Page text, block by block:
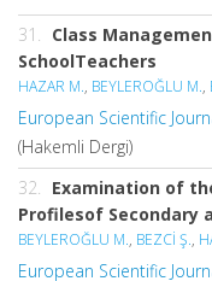
31.
Class
SchoolTeachers
HAZAR M., BEYLEROĞLU M.,
European Scientific
(Hakemli Dergi)
32.
Examination of
Profilesof Secondary
BEYLEROĞLU M., BEZCİ Ş.,
European Scientific